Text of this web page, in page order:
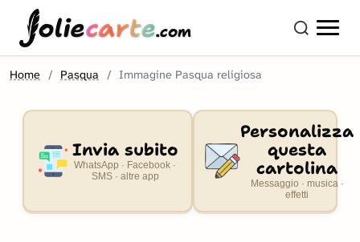
oliecarte.com
Home Pasqua Immagine Pasqua religiosa
Invia subito
WhatsApp · Facebook ·
SMS · altre app
Personalizza
questa
cartolina
Messaggio · musica ·
effetti